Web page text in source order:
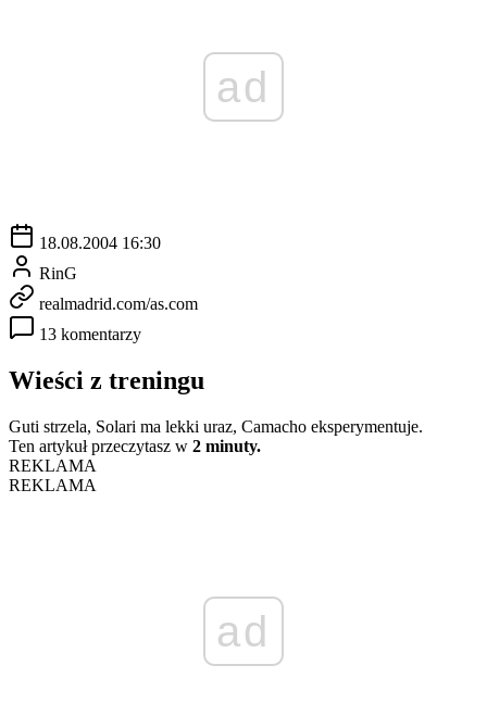
ad
18.08.2004 16:30
RinG
realmadrid.com/as.com
13 komentarzy
Wieści z treningu
Guti strzela, Solari ma lekki uraz, Camacho eksperymentuje.
Ten artykuł przeczytasz w 2 minuty.
REKLAMA
REKLAMA
ad